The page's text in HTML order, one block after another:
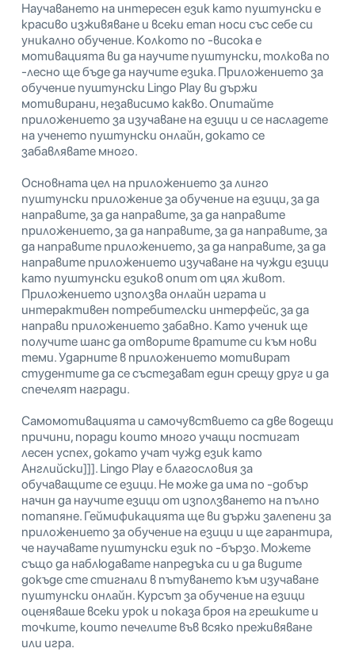
Научаването на интересен език като пуштунски е
красиво изживяване и всеки етап носи със себе си
уникално обучение. Колкото по -висока е
мотивацията ви да научите пуштунски, толкова по
-лесно ще бъде да научите езика. Приложението за
обучение пуштунски Lingo Play ви държи
мотивирани, независимо какво. Опитайте
приложението за изучаване на езици и се насладете
на ученето пуштунски онлайн, докато се
забавлявате много.
Основната цел на приложението за линго
пуштунски приложение за обучение на езици, за да
направите, за да направите, за да направите
приложението, за да направите, за да направите, за
да направите приложението, за да направите, за да
направите приложението изучаване на чужди езици
като пуштунски езиков опит от цял ​​живот.
Приложението използва онлайн играта и
интерактивен потребителски интерфейс, за да
направи приложението забавно. Като ученик ще
получите шанс да отворите вратите си към нови
теми. Ударните в приложението мотивират
студентите да се състезават един срещу друг и да
спечелят награди.
Самомотивацията и самочувствието са две водещи
причини, поради които много учащи постигат
лесен успех, докато учат чужд език като
Английски]]]. Lingo Play е благословия за
обучаващите се езици. Не може да има по -добър
начин да научите езици от използването на пълно
потапяне. Геймификацията ще ви държи залепени за
приложението за обучение на езици и ще гарантира,
че научавате пуштунски език по -бързо. Можете
също да наблюдавате напредъка си и да видите
докъде сте стигнали в пътуването към изучаване
пуштунски онлайн. Курсът за обучение на езици
оценяваше всеки урок и показа броя на грешките и
точките, които печелите във всяко преживяване
или игра.